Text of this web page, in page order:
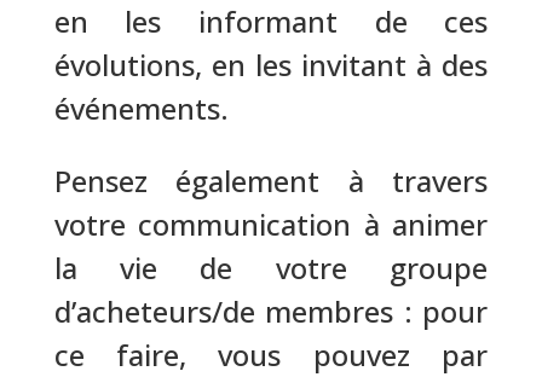
en les informant de ces
évolutions, en les invitant à des
événements.
Pensez également à travers
votre communication à animer
la vie de votre groupe
d’acheteurs/de membres : pour
ce faire, vous pouvez par